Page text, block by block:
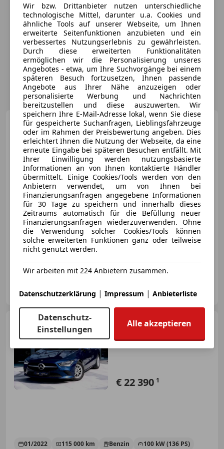
Mercedes-Benz S 350
BlueTEC lang Aut.|AMG-
LINE|NIGHT-VISION|HEAD-UP...
€ 28 900
01/2014 233 000 km Diesel
190 kW (258 PS)
AT-4060 Leonding
Mercedes-Benz CLA 180
€ 22 390 1
01/2022 115 000 km Benzin
100 kW (136 PS)
Wir bzw. Drittanbieter nutzen unterschiedliche
technologische Mittel, darunter u.a. Cookies und
ähnliche Tools auf unserer Webseite, um Ihnen
erweiterte Seitenfunktionen anzubieten und ein
verbessertes Nutzungserlebnis zu gewährleisten.
Durch diese erweiterten Funktionalitäten
ermöglichen wir die Personalisierung unseres
Angebotes - etwa, um Ihre Suchvorgänge bei einem
späteren Besuch fortzusetzen, Ihnen passende
Angebote aus Ihrer Nähe anzuzeigen oder
personalisierte Werbung und Nachrichten
bereitzustellen und diese auszuwerten. Wir
speichern Ihre E-Mail-Adresse lokal, wenn Sie diese
für gespeicherte Suchanfragen, Lieblingsfahrzeuge
oder im Rahmen der Preisbewertung angeben. Dies
erleichtert Ihnen die Nutzung der Webseite, da eine
erneute Eingabe bei späteren Besuchen entfällt. Mit
Ihrer Einwilligung werden nutzungsbasierte
Informationen an von Ihnen kontaktierte Händler
übermittelt. Einige Cookies/Tools werden von den
Anbietern verwendet, um von Ihnen bei
Finanzierungsanfragen angegebene Informationen
für 30 Tage zu speichern und innerhalb dieses
Zeitraums automatisch für die Befüllung neuer
Finanzierungsanfragen wiederzuverwenden. Ohne
die Verwendung solcher Cookies/Tools können
solche erweiterten Funktionen ganz oder teilweise
nicht genutzt werden.
Wir arbeiten mit 224 Anbietern zusammen.
Datenschutzerklärung | Impressum | Anbieterliste
Datenschutz-
Einstellungen
Alle akzeptieren